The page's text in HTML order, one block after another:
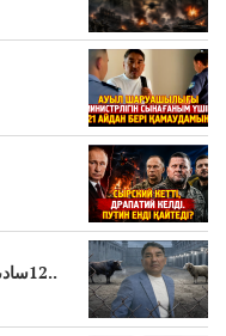
12سادىربايدىتاعىسى كەلە12نجىلعاۇقا مەس..